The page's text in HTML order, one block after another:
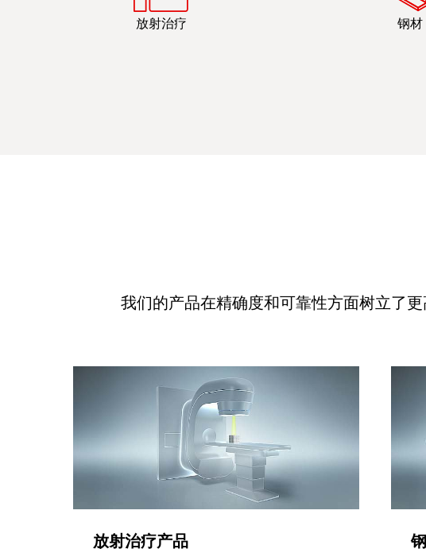
放射治疗 钢材
我们的产品在精确度和可靠性方面树立了
放射治疗产品